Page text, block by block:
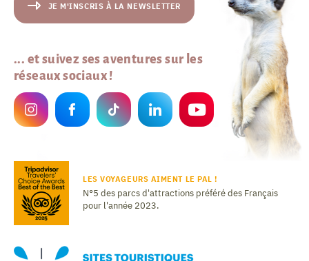
JE M'INSCRIS À LA NEWSLETTER
... et suivez ses aventures sur les
réseaux sociaux !
LES VOYAGEURS AIMENT LE PAL !
N°5 des parcs d'attractions préféré des Français
pour l'année 2023.